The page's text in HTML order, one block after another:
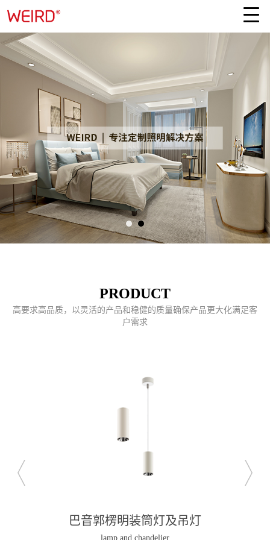
PRODUCT
高要求高品质，以灵活的产品和稳健的质量确保产品更大化满足客
户需求
巴音郭楞明装筒灯及吊灯
lamp and chandelier